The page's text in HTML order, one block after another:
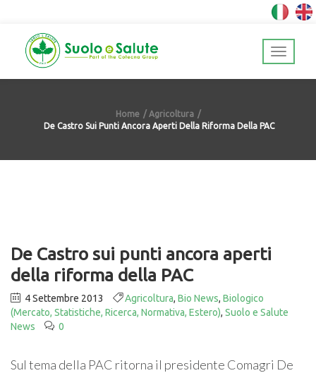
Home
Agricoltura
De Castro Sui Punti Ancora Aperti Della Riforma Della PAC
De Castro sui punti ancora aperti
della riforma della PAC
4 Settembre 2013 Agricoltura, Bio News, Biologico
(Mercato, Statistiche, Ricerca, Normativa, Estero), Suolo e Salute
News
0
Sul tema della PAC ritorna il presidente Comagri De